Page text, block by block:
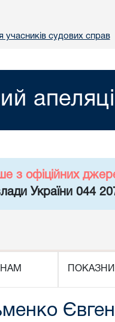
судових справ
з офіційних
України 044